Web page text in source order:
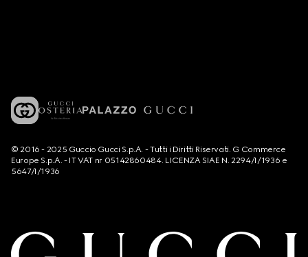
© 2016 - 2025 Guccio Gucci S.p.A. - Tutti i Diritti Riservati. G Commerce
Europe S.p.A. - IT VAT nr 05142860484. LICENZA SIAE N. 2294/I/1936 e
5647/I/1936